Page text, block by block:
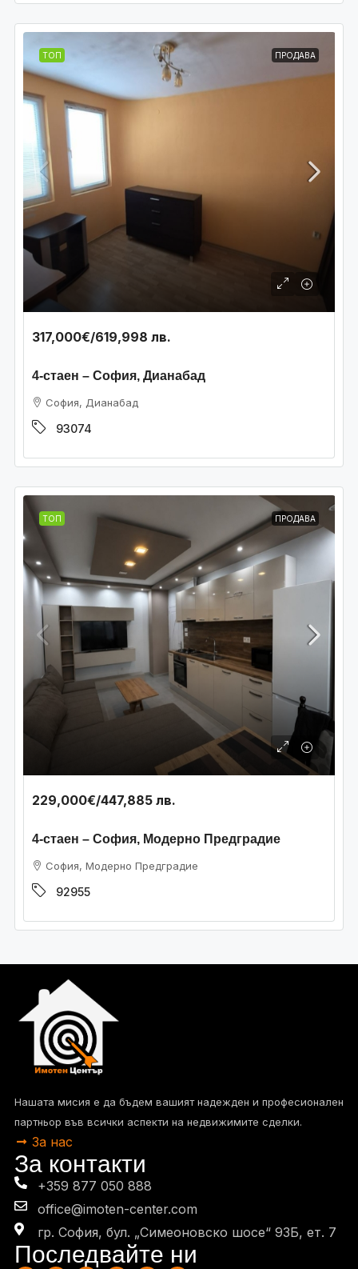
ТОП ПРОДАВА
317,000€/619,998 лв.
4-стаен – София, Дианабад
София, Дианабад
93074
ТОП ПРОДАВА
229,000€/447,885 лв.
4-стаен – София, Модерно Предградие
София, Модерно Предградие
92955
Нашата мисия е да бъдем вашият надежден и професионален
партньор във всички аспекти на недвижимите сделки.
За нас
За контакти
+359 877 050 888
office@imoten-center.com
гр. София, бул. „Симеоновско шосе“ 93Б, eт. 7
Последвайте ни